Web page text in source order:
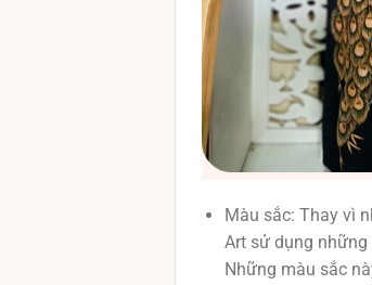
Màu sắc: Thay vì
Art sử dụng
Những màu sắc